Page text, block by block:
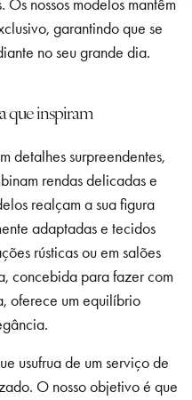
nossos modelos mantêm
garantindo que se
no seu grande dia.
que inspiram
detalhes surpreendentes,
rendas delicadas e
realçam a sua figura
adaptadas e tecidos
rústicas ou em salões
concebida para fazer com
oferece um equilíbrio
usufrua de um serviço de
O nosso objetivo é que